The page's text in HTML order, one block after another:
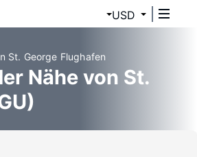
USD
St. George Flughafen
Nähe von St.